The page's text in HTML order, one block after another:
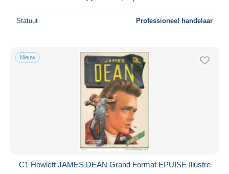
Statuut Professioneel handelaar
Nieuw
C1 Howlett JAMES DEAN Grand Format EPUISE Illustre